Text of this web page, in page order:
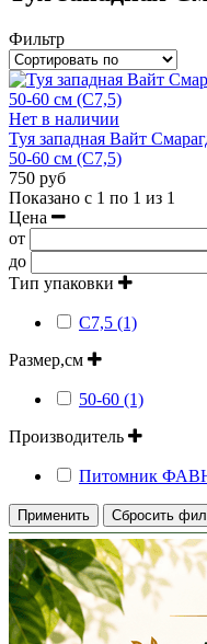
Фильтр
Нет в наличии
Туя западная Вайт
50-60 см (С7,5)
750 руб
Показано с 1 по 1 из 1
Цена
от
до
Тип упаковки
С7,5 (1)
Размер,см
50-60 (1)
Производитель
Питомник
Применить Сбросить